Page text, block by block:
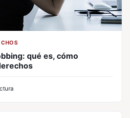
qué es, cómo